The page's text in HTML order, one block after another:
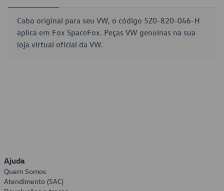
Cabo original para seu VW, o código 5Z0-820-046-H
aplica em Fox SpaceFox. Peças VW genuínas na sua
loja virtual oficial da VW.
Ajuda
Quem Somos
Atendimento (SAC)